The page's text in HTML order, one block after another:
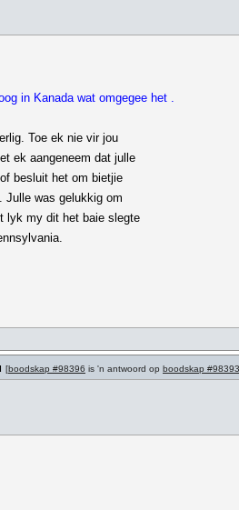
in Kanada wat omgegee het .
Toe ek nie vir jou
ek aangeneem dat julle
besluit het om bietjie
Julle was gelukkig om
lyk my dit het baie slegte
[boodskap #98396 is 'n antwoord op boodskap #98393